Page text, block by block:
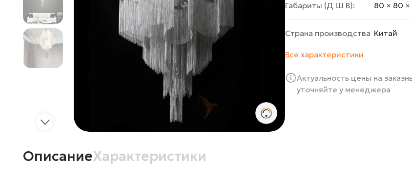
Габариты (Д Ш В): 80 × 80 ×
Страна производства Китай
Все характеристики
Актуальность цены на
уточняйте у менеджера
ОписаниеХарактеристики